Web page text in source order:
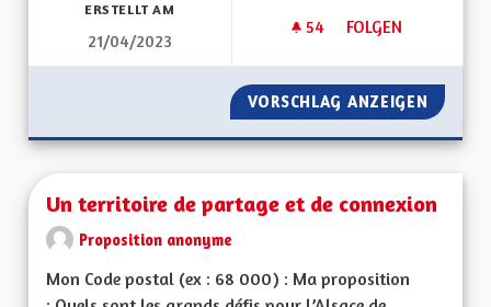
ERSTELLT AM
21/04/2023
54 54 FOLLOWER
FOLGEN
UNE ALSACE
VORSCHLAG ANZEIGEN UNE
Un territoire de partage et de connexion
Proposition anonyme
Mon Code postal (ex : 68 000) : Ma proposition